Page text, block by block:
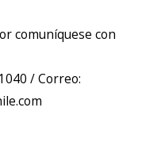
comuníquese con
/ Correo: